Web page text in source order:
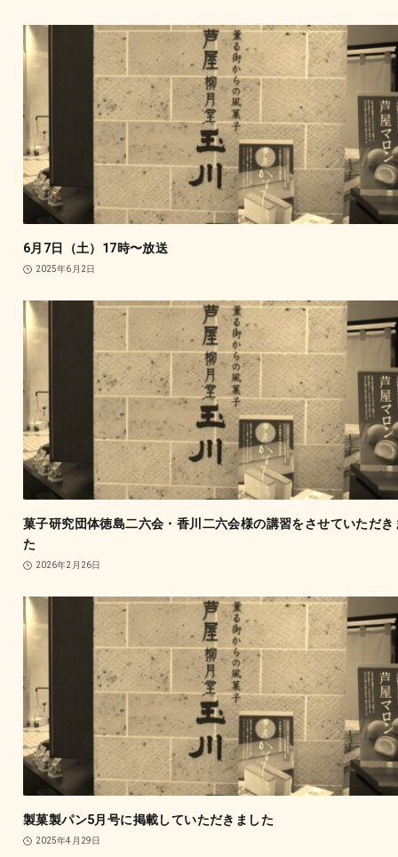
6月7日（土）17時〜放送
2025年6月2日
菓子研究団体徳島二六会・香川二六会様の講習をさせていただき
た
2026年2月26日
製菓製パン5月号に掲載していただきました
2025年4月29日